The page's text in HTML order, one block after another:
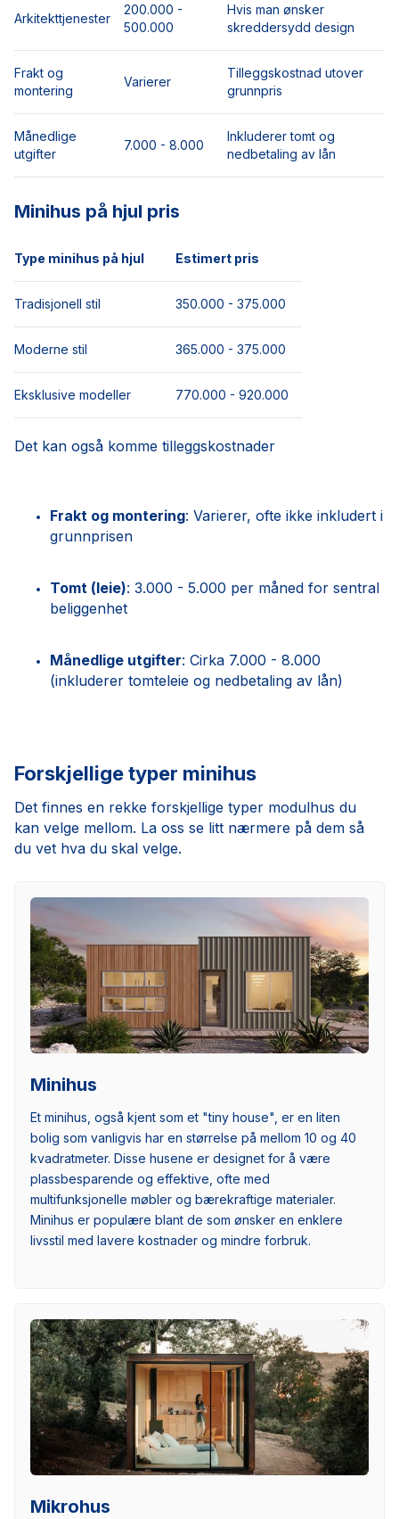
Arkitekttjenester
200.000 -
500.000
Hvis man ønsker
skreddersydd design
Frakt og
montering
Varierer
Tilleggskostnad utover
grunnpris
Månedlige
utgifter
7.000 - 8.000
Inkluderer tomt og
nedbetaling av lån
Minihus på hjul pris
Type minihus på hjul Estimert pris
Tradisjonell stil 350.000 - 375.000
Moderne stil 365.000 - 375.000
Eksklusive modeller 770.000 - 920.000
Det kan også komme tilleggskostnader
Frakt og montering: Varierer, ofte ikke inkludert i
grunnprisen
Tomt (leie): 3.000 - 5.000 per måned for sentral
beliggenhet
Månedlige utgifter: Cirka 7.000 - 8.000
(inkluderer tomteleie og nedbetaling av lån)
Forskjellige typer minihus
Det finnes en rekke forskjellige typer modulhus du
kan velge mellom. La oss se litt nærmere på dem så
du vet hva du skal velge.
Minihus
Et minihus, også kjent som et "tiny house", er en liten
bolig som vanligvis har en størrelse på mellom 10 og 40
kvadratmeter. Disse husene er designet for å være
plassbesparende og effektive, ofte med
multifunksjonelle møbler og bærekraftige materialer.
Minihus er populære blant de som ønsker en enklere
livsstil med lavere kostnader og mindre forbruk.
Mikrohus